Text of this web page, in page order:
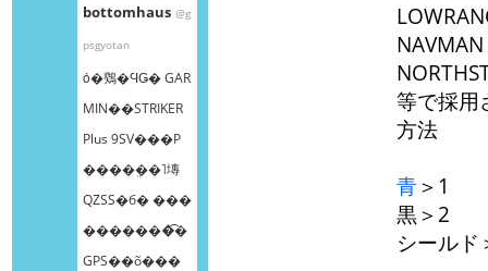
bottomhaus @g
psgyotan
ȯ�䳫�ϤǤ� GAR
MIN��STRIKER
Plus 9SV���Ρ
����ܸ��˥塼
QZSS�б� ���
�������͡�
GPS��õ���
NAVMAN
等で採用
方法
青＞1
黒＞2
シールド